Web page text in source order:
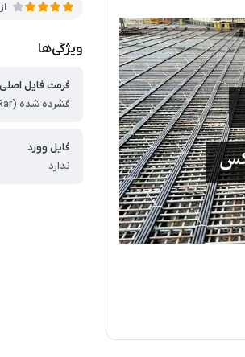
از 50 نظر
ویژگی‌ها
فرمت فایل اصلی
فشرده شده (Rar)
فایل وورد
ندارد